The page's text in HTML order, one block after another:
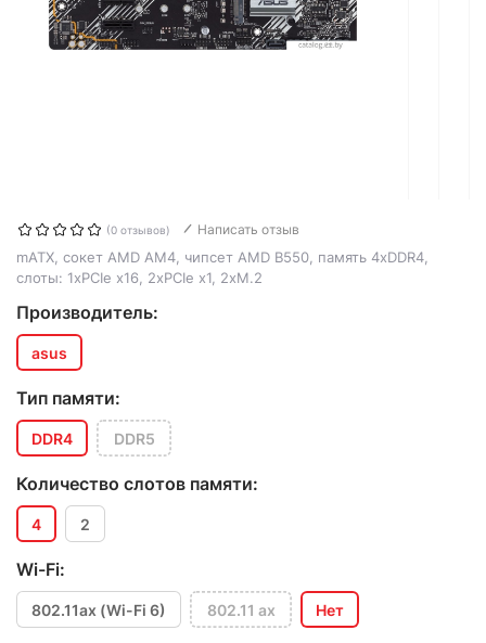
(0 отзывов) Написать отзыв
mATX, сокет AMD AM4, чипсет AMD B550, память 4xDDR4,
слоты: 1xPCIe x16, 2xPCIe x1, 2xM.2
Производитель:
asus
Тип памяти:
DDR4 DDR5
Количество слотов памяти:
4 2
Wi-Fi:
802.11ax (Wi-Fi 6) 802.11 ax Нет